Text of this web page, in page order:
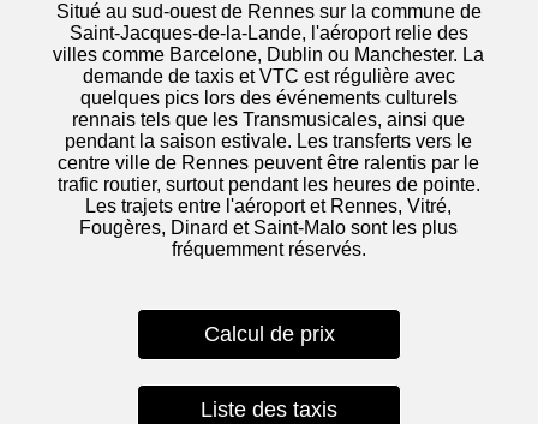
Situé au sud-ouest de Rennes sur la commune de
Saint-Jacques-de-la-Lande, l'aéroport relie des
villes comme Barcelone, Dublin ou Manchester. La
demande de taxis et VTC est régulière avec
quelques pics lors des événements culturels
rennais tels que les Transmusicales, ainsi que
pendant la saison estivale. Les transferts vers le
centre ville de Rennes peuvent être ralentis par le
trafic routier, surtout pendant les heures de pointe.
Les trajets entre l'aéroport et Rennes, Vitré,
Fougères, Dinard et Saint-Malo sont les plus
fréquemment réservés.
Calcul de prix
Liste des taxis